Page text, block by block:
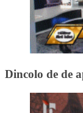
Dincolo de de